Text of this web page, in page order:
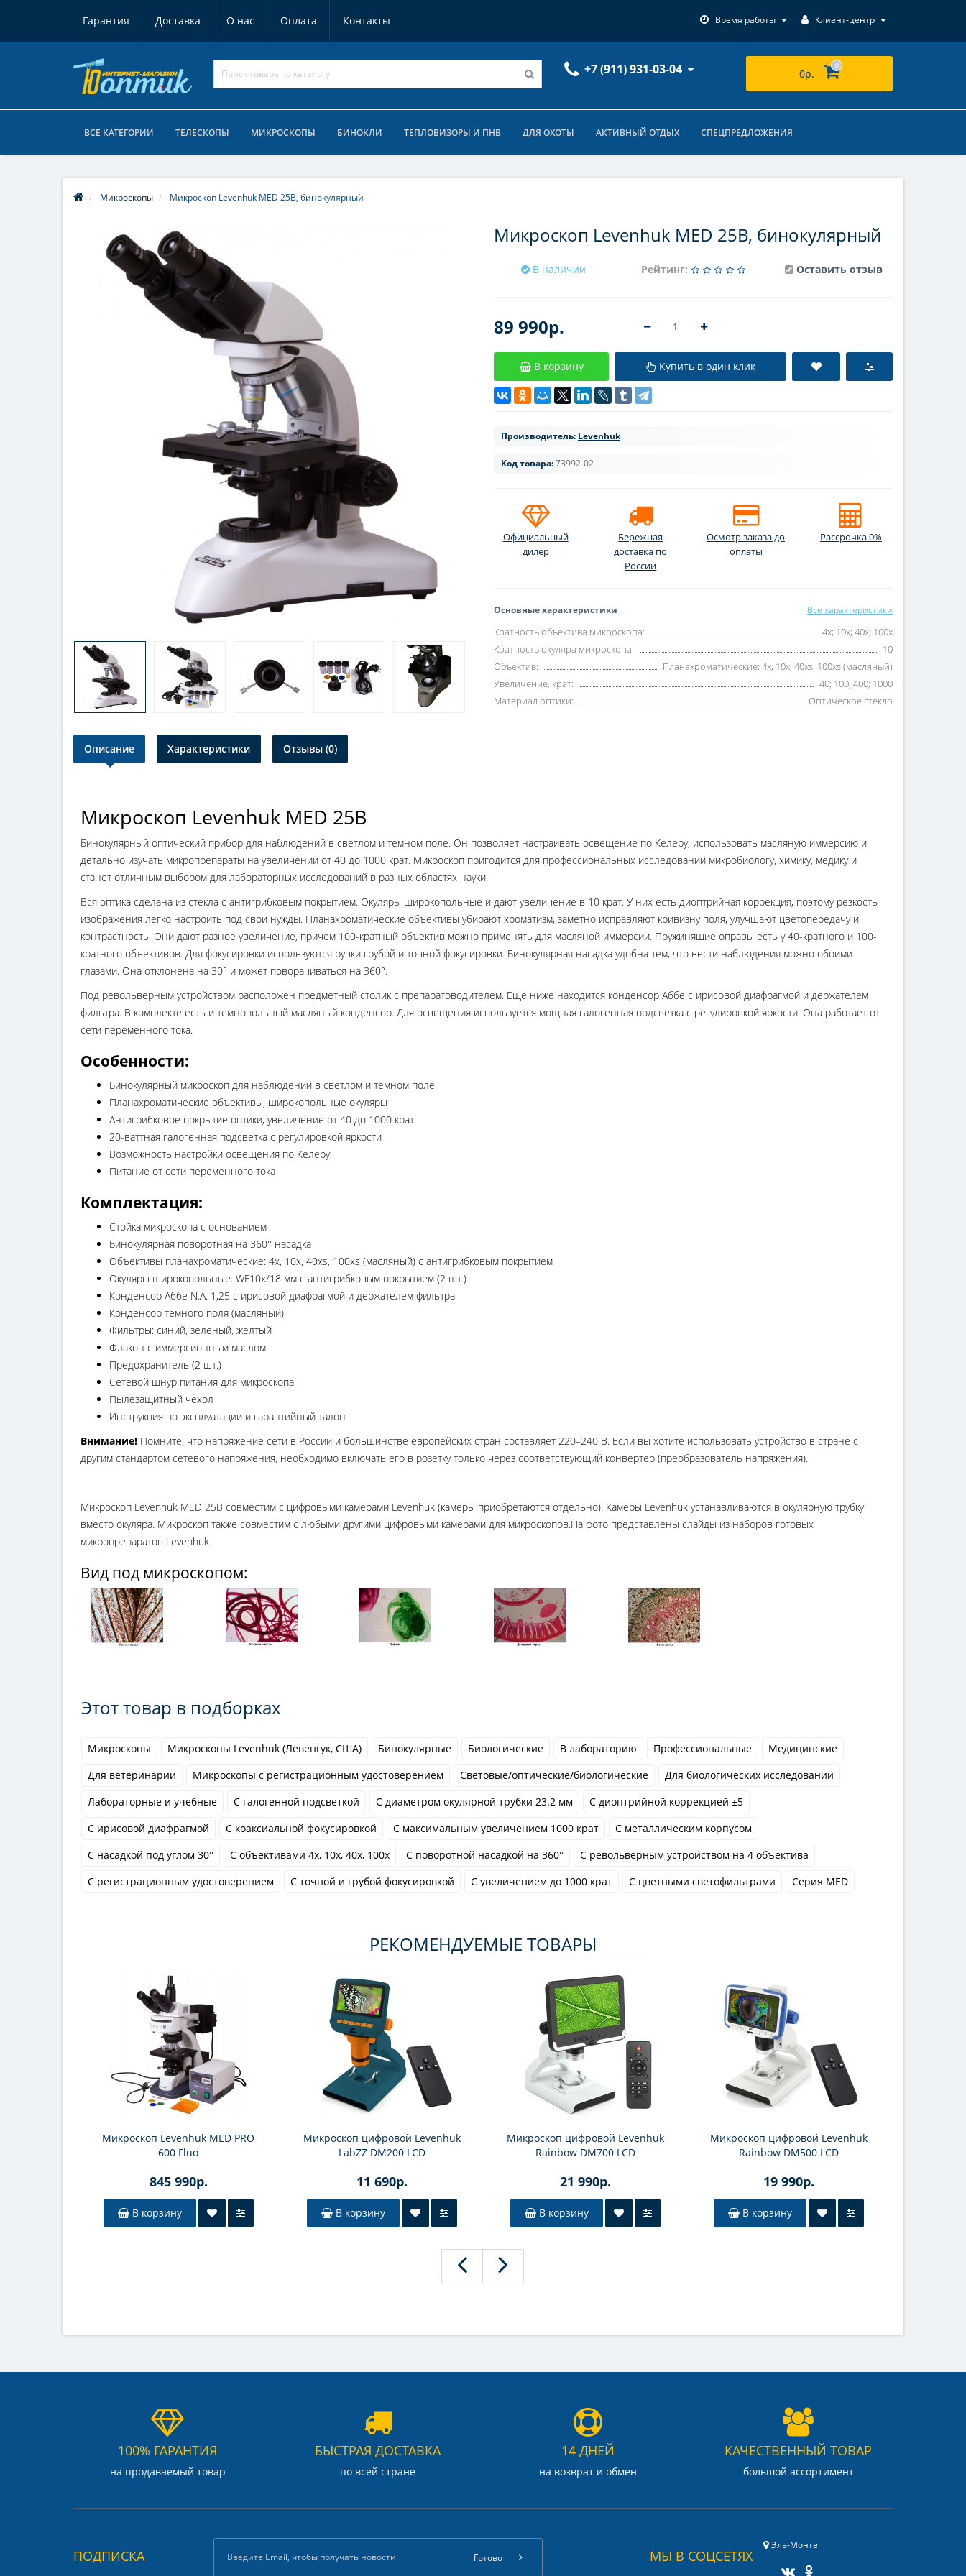
Гарантия Доставка О нас Оплата Контакты Время работы Клиент-центр
+7 (911) 931-03-04 0р.
0
ВСЕ КАТЕГОРИИ ТЕЛЕСКОПЫ МИКРОСКОПЫ БИНОКЛИ ТЕПЛОВИЗОРЫ И ПНВ ДЛЯ ОХОТЫ АКТИВНЫЙ ОТДЫХ СПЕЦПРЕДЛОЖЕНИЯ
Микроскопы Микроскоп Levenhuk MED 25B, бинокулярный
Микроскоп Levenhuk MED 25B, бинокулярный
В наличии Рейтинг: Оставить отзыв
89 990р.
В корзину Купить в один клик
Производитель: Levenhuk
Код товара:73992-02
Официальный
дилер
Бережная
доставка по
России
Осмотр заказа до
оплаты
Рассрочка 0%
Основные характеристики Все характеристики
Кратность объектива микроскопа:
4x; 10x; 40x; 100x
Кратность окуляра микроскопа:
10
Объектив:
Планахроматические: 4х, 10х, 40хs, 100хs (масляный)
Увеличение, крат:
40; 100; 400; 1000
Материал оптики:
Оптическое стекло
Описание Характеристики Отзывы (0)
Микроскоп Levenhuk MED 25B
Бинокулярный оптический прибор для наблюдений в светлом и темном поле. Он позволяет настраивать освещение по Келеру, использовать масляную иммерсию и
детально изучать микропрепараты на увеличении от 40 до 1000 крат. Микроскоп пригодится для профессиональных исследований микробиологу, химику, медику и
станет отличным выбором для лабораторных исследований в разных областях науки.
Вся оптика сделана из стекла с антигрибковым покрытием. Окуляры широкопольные и дают увеличение в 10 крат. У них есть диоптрийная коррекция, поэтому резкость
изображения легко настроить под свои нужды. Планахроматические объективы убирают хроматизм, заметно исправляют кривизну поля, улучшают цветопередачу и
контрастность. Они дают разное увеличение, причем 100-кратный объектив можно применять для масляной иммерсии. Пружинящие оправы есть у 40-кратного и 100-
кратного объективов. Для фокусировки используются ручки грубой и точной фокусировки. Бинокулярная насадка удобна тем, что вести наблюдения можно обоими
глазами. Она отклонена на 30° и может поворачиваться на 360°.
Под револьверным устройством расположен предметный столик с препаратоводителем. Еще ниже находится конденсор Аббе с ирисовой диафрагмой и держателем
фильтра. В комплекте есть и темнопольный масляный конденсор. Для освещения используется мощная галогенная подсветка с регулировкой яркости. Она работает от
сети переменного тока.
Особенности:
Бинокулярный микроскоп для наблюдений в светлом и темном поле
Планахроматические объективы, широкопольные окуляры
Антигрибковое покрытие оптики, увеличение от 40 до 1000 крат
20-ваттная галогенная подсветка с регулировкой яркости
Возможность настройки освещения по Келеру
Питание от сети переменного тока
Комплектация:
Стойка микроскопа с основанием
Бинокулярная поворотная на 360° насадка
Объективы планахроматические: 4х, 10х, 40xs, 100хs (масляный) с антигрибковым покрытием
Окуляры широкопольные: WF10x/18 мм с антигрибковым покрытием (2 шт.)
Конденсор Аббе N.A. 1,25 с ирисовой диафрагмой и держателем фильтра
Конденсор темного поля (масляный)
Фильтры: синий, зеленый, желтый
Флакон с иммерсионным маслом
Предохранитель (2 шт.)
Сетевой шнур питания для микроскопа
Пылезащитный чехол
Инструкция по эксплуатации и гарантийный талон
Внимание! Помните, что напряжение сети в России и большинстве европейских стран составляет 220–240 В. Если вы хотите использовать устройство в стране с
другим стандартом сетевого напряжения, необходимо включать его в розетку только через соответствующий конвертер (преобразователь напряжения).
Микроскоп Levenhuk MED 25B совместим с цифровыми камерами Levenhuk (камеры приобретаются отдельно). Камеры Levenhuk устанавливаются в окулярную трубку
вместо окуляра. Микроскоп также совместим с любыми другими цифровыми камерами для микроскопов.На фото представлены слайды из наборов готовых
микропрепаратов Levenhuk.
Вид под микроскопом:
Этот товар в подборках
Микроскопы Микроскопы Levenhuk (Левенгук, США) Бинокулярные Биологические В лабораторию Профессиональные
Медицинские
Для ветеринарии
Микроскопы с регистрационным удостоверением Cветовые/оптические/биологические
Для биологических исследований
Лабораторные и учебные
С галогенной подсветкой С диаметром окулярной трубки 23.2 мм
С диоптрийной коррекцией ±5
С ирисовой диафрагмой
С коаксиальной фокусировкой С максимальным увеличением 1000 крат
С металлическим корпусом
С насадкой под углом 30°
С объективами 4x, 10x, 40x, 100x С поворотной насадкой на 360°
С револьверным устройством на 4 объектива
С регистрационным удостоверением
С точной и грубой фокусировкой С увеличением до 1000 крат С цветными светофильтрами Серия MED
РЕКОМЕНДУЕМЫЕ ТОВАРЫ
Микроскоп Levenhuk MED PRO
600 Fluo
845 990р.
В корзину
Микроскоп цифровой Levenhuk
LabZZ DM200 LCD
11 690р.
В корзину
Микроскоп цифровой Levenhuk
Rainbow DM700 LCD
21 990р.
В корзину
Микроскоп цифровой Levenhuk
Rainbow DM500 LCD
19 990р.
В корзину
100% ГАРАНТИЯ
на продаваемый товар
БЫСТРАЯ ДОСТАВКА
по всей стране
14 ДНЕЙ
на возврат и обмен
КАЧЕСТВЕННЫЙ ТОВАР
большой ассортимент
ПОДПИСКА Готово МЫ В СОЦСЕТЯХ
Эль-Монте